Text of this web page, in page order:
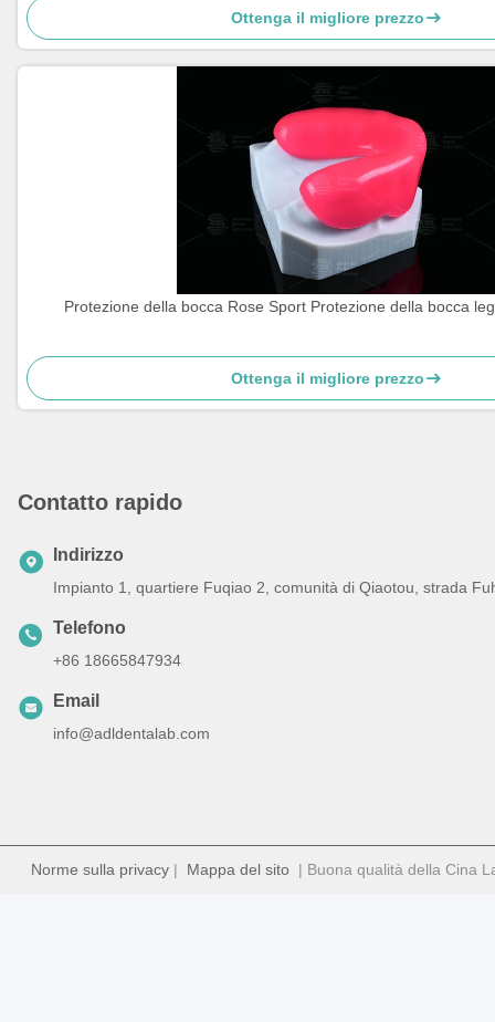
Ottenga il migliore prezzo
Protezione della bocca Rose Sport Protezione della bocca
Ottenga il migliore prezzo
Contatto rapido
Indirizzo
Impianto 1, quartiere Fuqiao 2, comunità di Qiaotou, strada
Telefono
+86 18665847934
Email
info@adldentalab.com
Norme sulla privacy| Mappa del sito| Buona qualità della Cina